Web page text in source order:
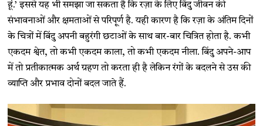
हूं.’ इससे यह भी समझा जा सकता है कि रज़ा के लिए बिंदु जीवन की
संभावनाओं और क्षमताओं से परिपूर्ण है. यही कारण है कि रज़ा के अंतिम दिनों
के चित्रों में बिंदु अपनी बहुरंगी छटाओं के साथ बार-बार चित्रित होता है. कभी
एकदम श्वेत, तो कभी एकदम काला, तो कभी एकदम नीला. बिंदु अपने-आप
में तो प्रतीकात्मक अर्थ ग्रहण तो करता ही है लेकिन रंगों के बदलने से उस की
व्याप्ति और प्रभाव दोनों बदल जाते हैं.